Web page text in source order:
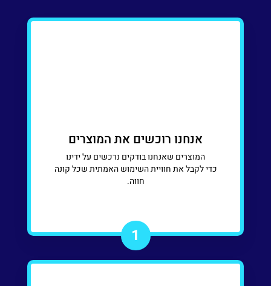
אנחנו רוכשים את המוצרים
המוצרים שאנחנו בודקים נרכשים על ידינו
כדי לקבל את חוויית השימוש האמתית שכל קונה
חווה.
1